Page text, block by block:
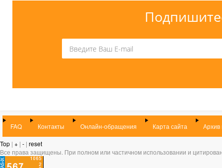
FAQ Контакты Онлайн-обращения Карта сайта Архив
Top | + | - | reset
Все права защищены. При полном или частичном использовании и